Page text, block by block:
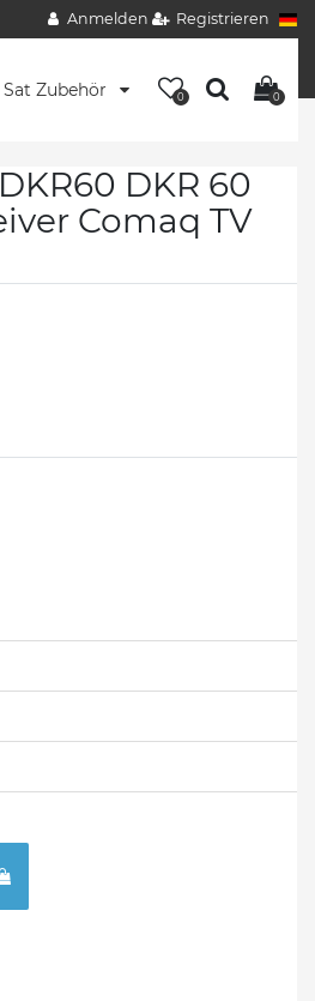
Anmelden Registrieren
Sat Zubehör 0 0
DKR 60
Comaq TV